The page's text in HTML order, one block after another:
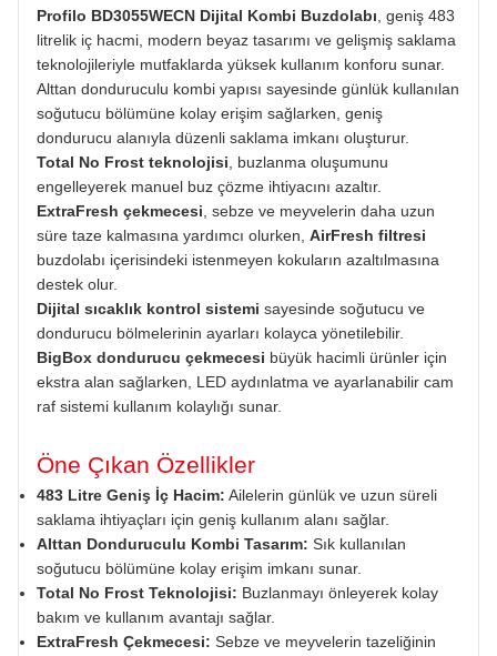
Profilo BD3055WECN Dijital Kombi Buzdolabı, geniş 483
litrelik iç hacmi, modern beyaz tasarımı ve gelişmiş saklama
teknolojileriyle mutfaklarda yüksek kullanım konforu sunar.
Alttan donduruculu kombi yapısı sayesinde günlük kullanılan
soğutucu bölümüne kolay erişim sağlarken, geniş
dondurucu alanıyla düzenli saklama imkanı oluşturur.
Total No Frost teknolojisi, buzlanma oluşumunu
engelleyerek manuel buz çözme ihtiyacını azaltır.
ExtraFresh çekmecesi, sebze ve meyvelerin daha uzun
süre taze kalmasına yardımcı olurken, AirFresh filtresi
buzdolabı içerisindeki istenmeyen kokuların azaltılmasına
destek olur.
Dijital sıcaklık kontrol sistemi sayesinde soğutucu ve
dondurucu bölmelerinin ayarları kolayca yönetilebilir.
BigBox dondurucu çekmecesi büyük hacimli ürünler için
ekstra alan sağlarken, LED aydınlatma ve ayarlanabilir cam
raf sistemi kullanım kolaylığı sunar.
Öne Çıkan Özellikler
483 Litre Geniş İç Hacim: Ailelerin günlük ve uzun süreli
saklama ihtiyaçları için geniş kullanım alanı sağlar.
Alttan Donduruculu Kombi Tasarım: Sık kullanılan
soğutucu bölümüne kolay erişim imkanı sunar.
Total No Frost Teknolojisi: Buzlanmayı önleyerek kolay
bakım ve kullanım avantajı sağlar.
ExtraFresh Çekmecesi: Sebze ve meyvelerin tazeliğinin